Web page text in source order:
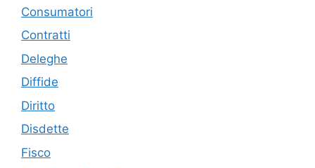
Consumatori
Contratti
Deleghe
Diffide
Diritto
Disdette
Fisco